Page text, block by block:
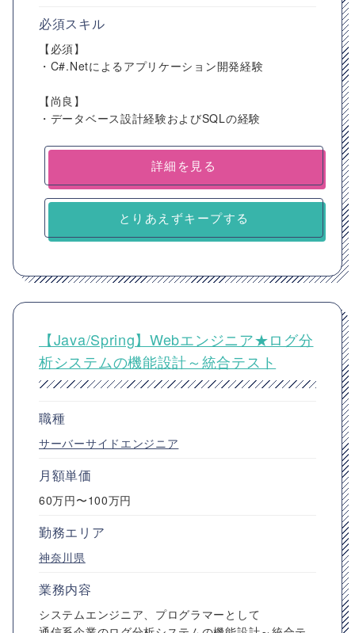
必須スキル
【必須】
・C#.Netによるアプリケーション開発経験
【尚良】
・データベース設計経験およびSQLの経験
詳細を見る
とりあえずキープする
【Java/Spring】Webエンジニア★ログ分
析システムの機能設計～統合テスト
職種
サーバーサイドエンジニア
月額単価
60万円〜100万円
勤務エリア
神奈川県
業務内容
システムエンジニア、プログラマーとして